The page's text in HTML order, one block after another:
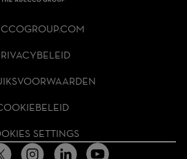
SETTINGS